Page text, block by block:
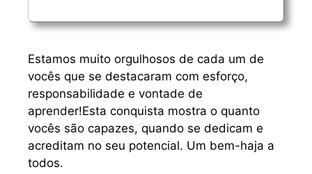
Estamos muito orgulhosos de cada um de
vocês que se destacaram com esforço,
responsabilidade e vontade de
aprender!Esta conquista mostra o quanto
vocês são capazes, quando se dedicam e
acreditam no seu potencial. Um bem-haja a
todos.